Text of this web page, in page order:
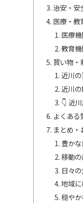
治安・安
医療・教
医療
教育
買い物・
近川
近川
👇 近
よくある
まとめ・
豊か
移動
日々
地域
穏や